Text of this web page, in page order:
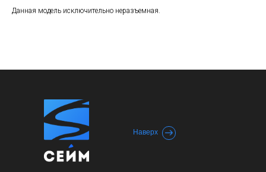
Данная модель исключительно неразъемная.
Наверх